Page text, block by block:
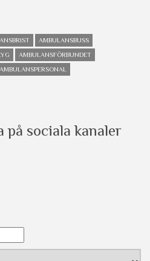
AMBULANSBUSS
AMBULANSFÖRBUNDET
AMBULANSPERSONAL
på sociala kanaler